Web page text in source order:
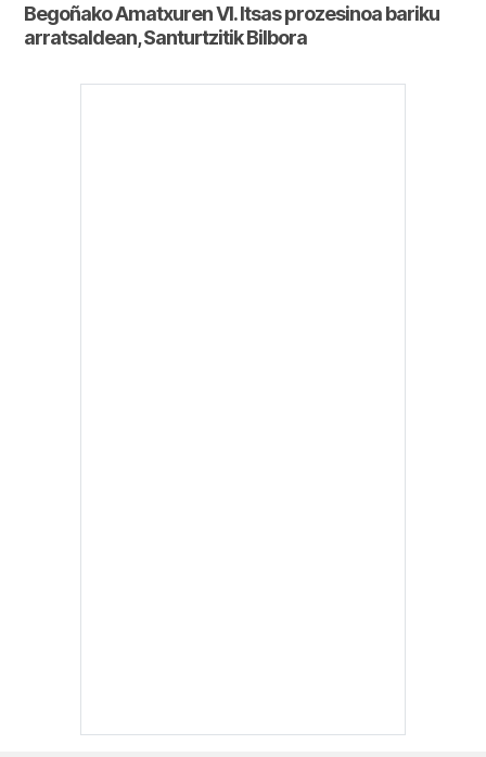
Begoñako Amatxuren VI. Itsas prozesinoa bariku
arratsaldean, Santurtzitik Bilbora